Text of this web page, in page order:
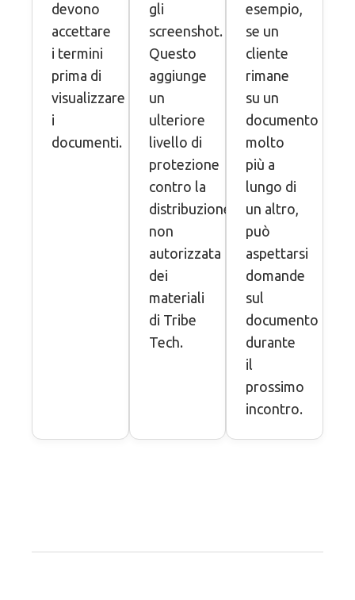
devono
accettare
i termini
prima di
visualizzare
i
documenti.
gli
screenshot.
Questo
aggiunge
un
ulteriore
livello di
protezione
contro la
distribuzione
non
autorizzata
dei
materiali
di Tribe
Tech.
esempio,
se un
cliente
rimane
su un
documento
molto
più a
lungo di
un altro,
può
aspettarsi
domande
sul
documento
durante
il
prossimo
incontro.